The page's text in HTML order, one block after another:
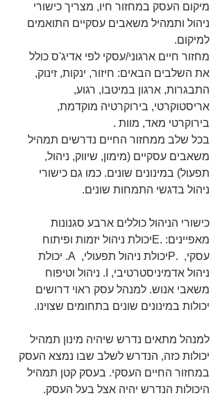
מיקום העסק במחזור חיו, מצריך כישורי
ניהול ותמהיל משאבים עסקיים התואמים
למיקום.
מחזור חיים ארגוני/עסקי לפי אדיג'ס כולל
את השלבים הבאים: חיזור, ינקות, זינוק,
התבגרות, ארגון במיטבו, רגוע,
אריסטוקרטי, בירוקרטיה מוקדמת,
בירוקרטי מאד, מוות .
בכל שלב ממחזור החיים נדרשים תמהיל
משאבים עסקיים (מימון, שיווק, ניהול,
תפעול) במינונים שונים. כמו גם כישורי
ניהול בדגשי התמחות שונים.
כישורי הניהול כוללים ארבע סגנונות
מאפיינים: .Eיכולת ניהול יזמות ופיתוח
עסקי,  .Pיכולת ניהול תפעולי,  A. יכולת
ניהול אדמיניסטרטיבי, I. ניהול וטיפוח
משאבי אנוש. למנהל עסק ראוי דרושים
יכולות במינונים שונים בתחומים שצוינו.
למנהל מתאים נדרש שיהיה מינון תמהיל
יכולות כזה, הנדרש לשלב שבו נמצא העסק
במחזור החיים העסקי. בעסק קטן תמהיל
היכולות הנדרש יהיה אצל בעל העסק.